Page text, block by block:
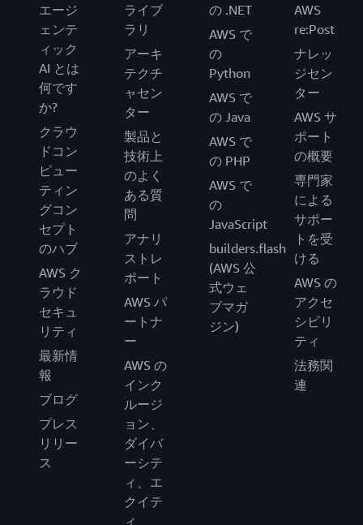
エージ
ェンテ
ィック
AI とは
何です
か?
クラウ
ドコン
ピュー
ティン
グコン
セプト
のハブ
AWS ク
ラウド
セキュ
リティ
最新情
報
ブログ
プレス
リリー
ス
ライブ
ラリ
アーキ
テクチ
ャセン
ター
製品と
技術上
のよく
ある質
問
アナリ
ストレ
ポート
AWS パ
ートナ
ー
AWS の
インク
ルージ
ョン、
ダイバ
ーシテ
ィ、エ
クイテ
ィ
の .NET
AWS で
の
Python
AWS で
の Java
AWS で
の PHP
AWS で
の
JavaScript
builders.flash
(AWS 公
式ウェ
ブマガ
ジン)
AWS
re:Post
ナレッ
ジセン
ター
AWS サ
ポート
の概要
専門家
による
サポー
トを受
ける
AWS の
アクセ
シビリ
ティ
法務関
連